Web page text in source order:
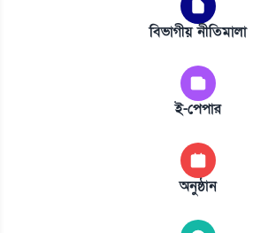
বিভাগীয় নীতিমালা
ই-পেপার
অনুষ্ঠান